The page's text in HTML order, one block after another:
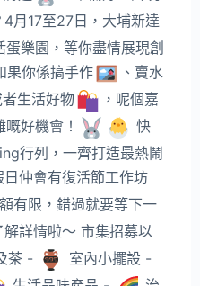
4月17至27日，大埔新達
樂園，等你盡情展現創
果你係搞手作
、賣水
者生活好物
，呢個嘉
好機會！
快
行列，一齊打造最熱鬧
日仲會有復活節工作坊
有限，錯過就要等下一
解詳情啦～ 市集招募以
茶 -
室內小擺設 -